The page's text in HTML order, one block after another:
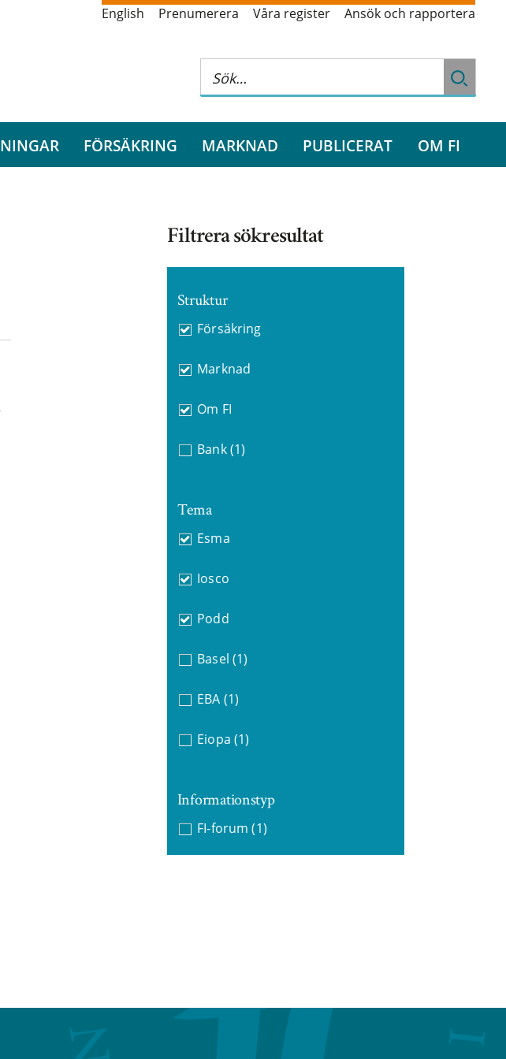
English Prenumerera Våra register Ansök och rapportera
FÖRSÄKRING MARKNAD PUBLICERAT OM FI
Filtrera sökresultat
Struktur
Försäkring
Marknad
Om FI
Bank (1)
Tema
Esma
Iosco
Podd
Basel (1)
EBA (1)
Eiopa (1)
Informationstyp
FI-forum (1)